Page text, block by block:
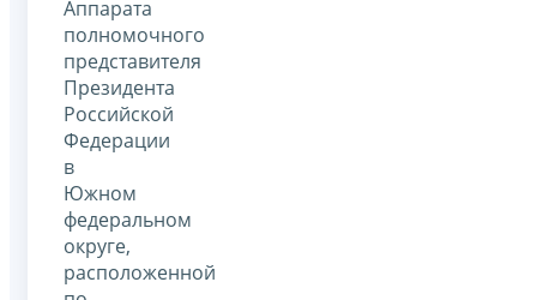
Аппарата
полномочного
представителя
Президента
Российской
Федерации
в
Южном
федеральном
округе,
расположенной